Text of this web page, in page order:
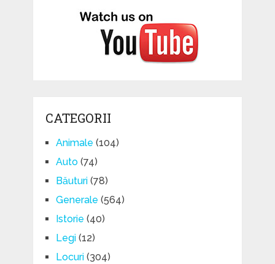
CATEGORII
Animale (104)
Auto(74)
Băuturi(78)
Generale (564)
Istorie (40)
Legi(12)
Locuri(304)